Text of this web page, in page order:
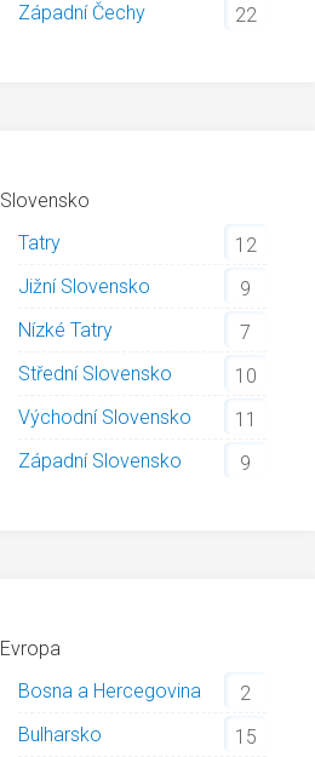
Západní Čechy
22
Slovensko
Tatry
12
Jižní Slovensko
9
Nízké Tatry
7
Střední Slovensko
10
Východní Slovensko
11
Západní Slovensko
9
Evropa
Bosna a Hercegovina
2
Bulharsko
15